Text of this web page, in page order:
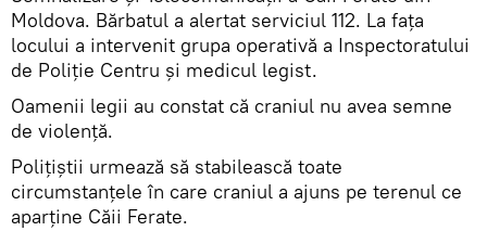
Moldova. Bărbatul a alertat serviciul 112. La fața
locului a intervenit grupa operativă a Inspectoratului
de Poliție Centru și medicul legist.
Oamenii legii au constat că craniul nu avea semne
de violență.
Polițiștii urmează să stabilească toate
circumstanțele în care craniul a ajuns pe terenul ce
aparține Căii Ferate.